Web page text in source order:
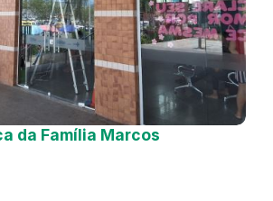
da Família Marcos